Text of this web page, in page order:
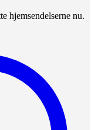
hjemsendelserne nu.